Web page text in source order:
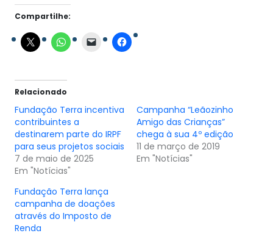
Compartilhe:
Relacionado
Fundação Terra incentiva
contribuintes a
destinarem parte do IRPF
para seus projetos sociais
7 de maio de 2025
Em "Notícias"
Campanha “Leãozinho
Amigo das Crianças”
chega à sua 4º edição
11 de março de 2019
Em "Notícias"
Fundação Terra lança
campanha de doações
através do Imposto de
Renda